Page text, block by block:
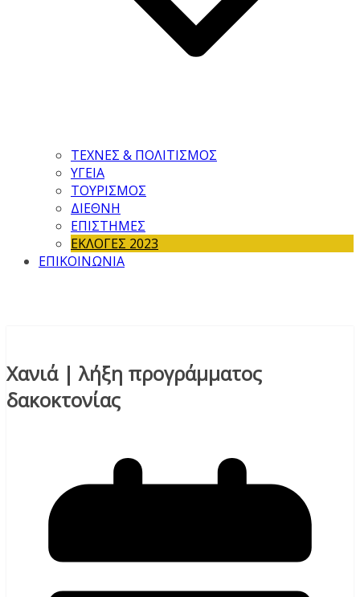
ΤΕΧΝΕΣ & ΠΟΛΙΤΙΣΜΟΣ
ΥΓΕΙΑ
ΤΟΥΡΙΣΜΟΣ
ΔΙΕΘΝΗ
ΕΠΙΣΤΗΜΕΣ
ΕΚΛΟΓΕΣ 2023
ΕΠΙΚΟΙΝΩΝΙΑ
Χανιά | λήξη προγράμματος
δακοκτονίας